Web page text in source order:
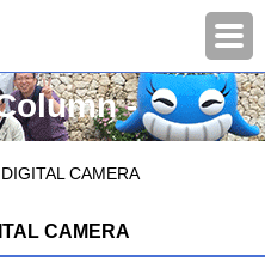
-
CAMERA
CAMERA